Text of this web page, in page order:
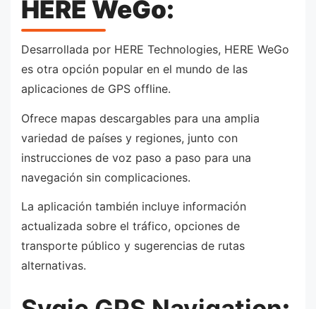
HERE WeGo:
Desarrollada por HERE Technologies, HERE WeGo
es otra opción popular en el mundo de las
aplicaciones de GPS offline.
Ofrece mapas descargables para una amplia
variedad de países y regiones, junto con
instrucciones de voz paso a paso para una
navegación sin complicaciones.
La aplicación también incluye información
actualizada sobre el tráfico, opciones de
transporte público y sugerencias de rutas
alternativas.